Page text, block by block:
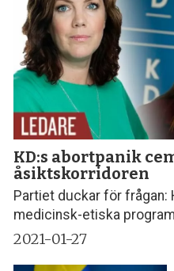
KD:s abortpanik
åsiktskorridoren
Partiet duckar för frågan:
medicinsk-etiska
2021-01-27